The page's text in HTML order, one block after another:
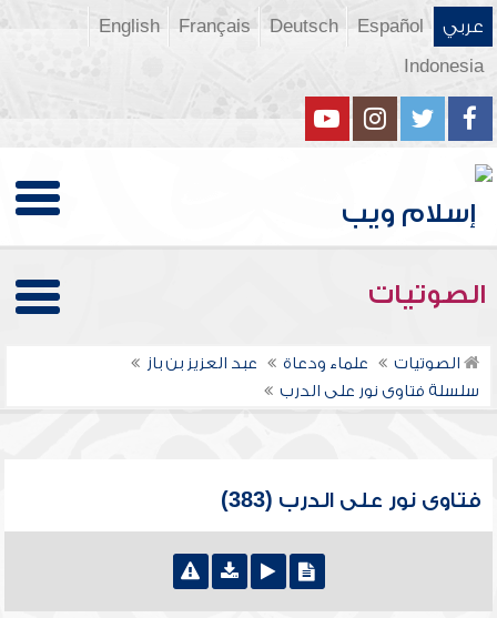
عربي Español
Deutsch
Français
English
Indonesia
الصوتيات
الصوتيات علماء ودعاة
عبد العزيز بن باز
سلسلة فتاوى نور على الدرب
فتاوى نور على الدرب (383)